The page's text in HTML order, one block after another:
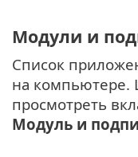
Модули и
Список
на компьютере.
просмотреть
Модуль и